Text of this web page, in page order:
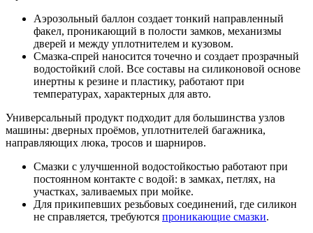
Аэрозольный баллон создает тонкий направленный
факел, проникающий в полости замков, механизмы
дверей и между уплотнителем и кузовом.
Смазка-спрей наносится точечно и создает прозрачный
водостойкий слой. Все составы на силиконовой основе
инертны к резине и пластику, работают при
температурах, характерных для авто.
Универсальный продукт подходит для большинства узлов
машины: дверных проёмов, уплотнителей багажника,
направляющих люка, тросов и шарниров.
Смазки с улучшенной водостойкостью работают при
постоянном контакте с водой: в замках, петлях, на
участках, заливаемых при мойке.
Для прикипевших резьбовых соединений, где силикон
не справляется, требуются проникающие смазки.